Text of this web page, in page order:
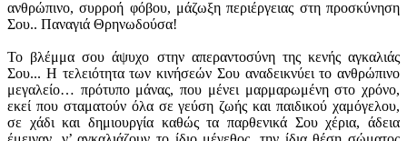
ανθρώπινο, συρροή φόβου, μάζωξη περιέργειας στη προσκύνηση
Σου.. Παναγιά Θρηνωδούσα!
Το βλέμμα σου άψυχο στην απεραντοσύνη της κενής αγκαλιάς
Σου... Η τελειότητα των κινήσεών Σου αναδεικνύει το ανθρώπινο
μεγαλείο… πρότυπο μάνας, που μένει μαρμαρωμένη στο χρόνο,
εκεί που σταματούν όλα σε γεύση ζωής και παιδικού χαμόγελου,
σε χάδι και δημιουργία καθώς τα παρθενικά Σου χέρια, άδεια